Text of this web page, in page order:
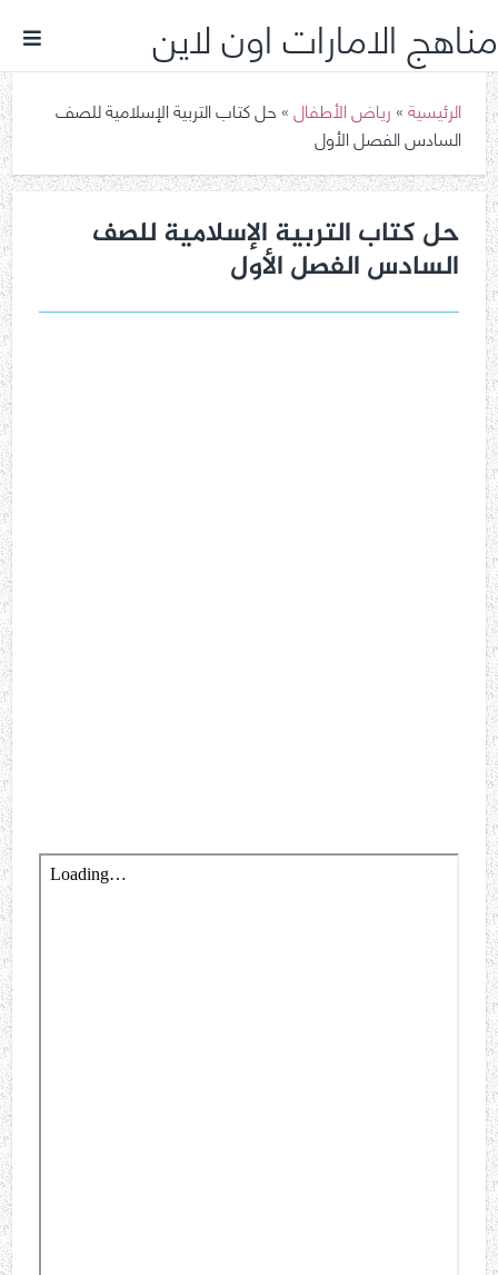
مناهج الامارات اون لاين
الرئيسية»رياض الأطفال»حل كتاب التربية الإسلامية للصف
السادس الفصل الأول
حل كتاب التربية الإسلامية للصف
السادس الفصل الأول